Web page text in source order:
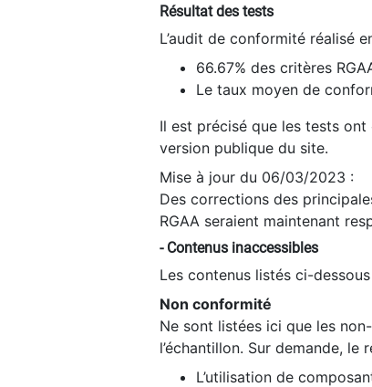
Résultat des tests
L’audit de conformité réalisé
66.67% des critères
Le taux moyen de
Il est précisé que les tests
version publique du site.
Mise à jour du 06/03/2023 :
Des corrections des
RGAA seraient maintenant
- Contenus inaccessibles
Les contenus listés ci-
Non conformité
Ne sont listées ici que les
l’échantillon. Sur demande,
L’utilisation de